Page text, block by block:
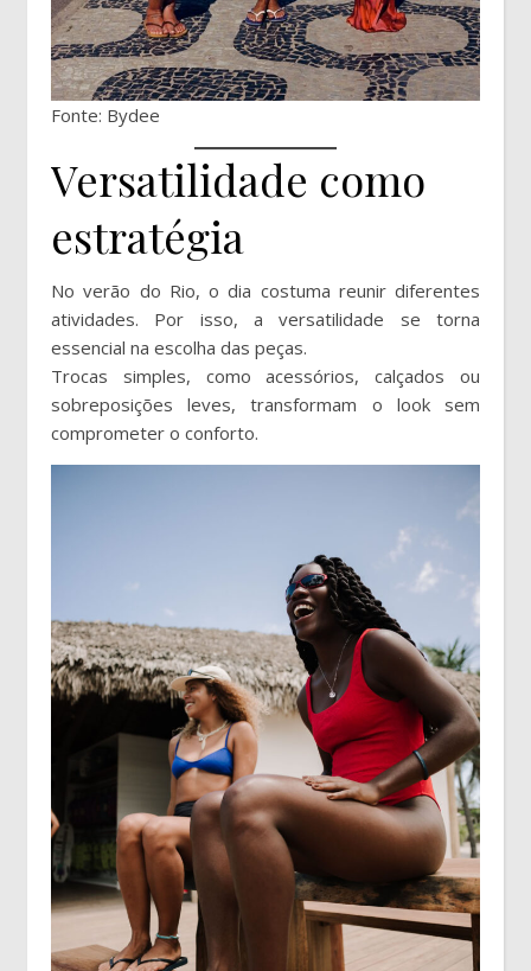
Fonte: Bydee
Versatilidade como
estratégia
No verão do Rio, o dia costuma reunir diferentes
atividades. Por isso, a versatilidade se torna
essencial na escolha das peças.
Trocas simples, como acessórios, calçados ou
sobreposições leves, transformam o look sem
comprometer o conforto.